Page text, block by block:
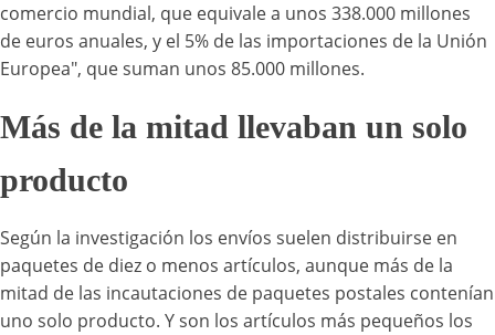
comercio mundial, que equivale a unos 338.000 millones
de euros anuales, y el 5% de las importaciones de la Unión
Europea", que suman unos 85.000 millones.
Más de la mitad llevaban un solo
producto
Según la investigación los envíos suelen distribuirse en
paquetes de diez o menos artículos, aunque más de la
mitad de las incautaciones de paquetes postales contenían
uno solo producto. Y son los artículos más pequeños los